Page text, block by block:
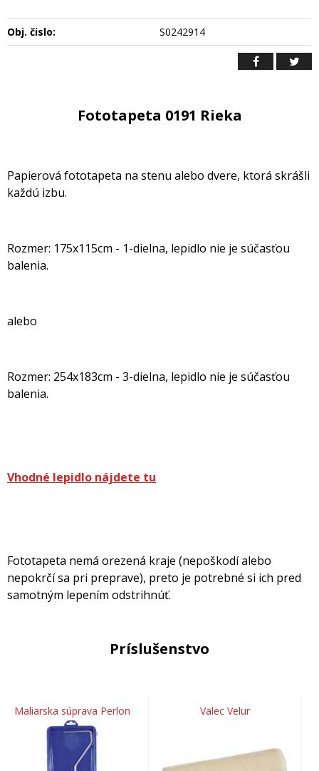
Obj. čislo: S0242914
Fototapeta 0191 Rieka
Papierová fototapeta na stenu alebo dvere, ktorá skrášli
každú izbu.
Rozmer: 175x115cm - 1-dielna, lepidlo nie je súčasťou
balenia.
alebo
Rozmer: 254x183cm - 3-dielna, lepidlo nie je súčasťou
balenia.
Vhodné lepidlo nájdete tu
Fototapeta nemá orezená kraje (nepoškodí alebo
nepokrčí sa pri preprave), preto je potrebné si ich pred
samotným lepením odstrihnúť.
Príslušenstvo
Maliarska súprava Perlon Valec Velur